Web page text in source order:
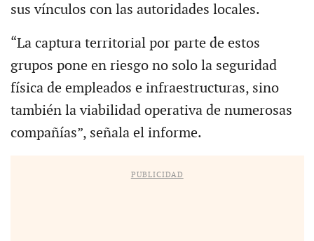
sus vínculos con las autoridades locales.
“La captura territorial por parte de estos
grupos pone en riesgo no solo la seguridad
física de empleados e infraestructuras, sino
también la viabilidad operativa de numerosas
compañías”, señala el informe.
PUBLICIDAD